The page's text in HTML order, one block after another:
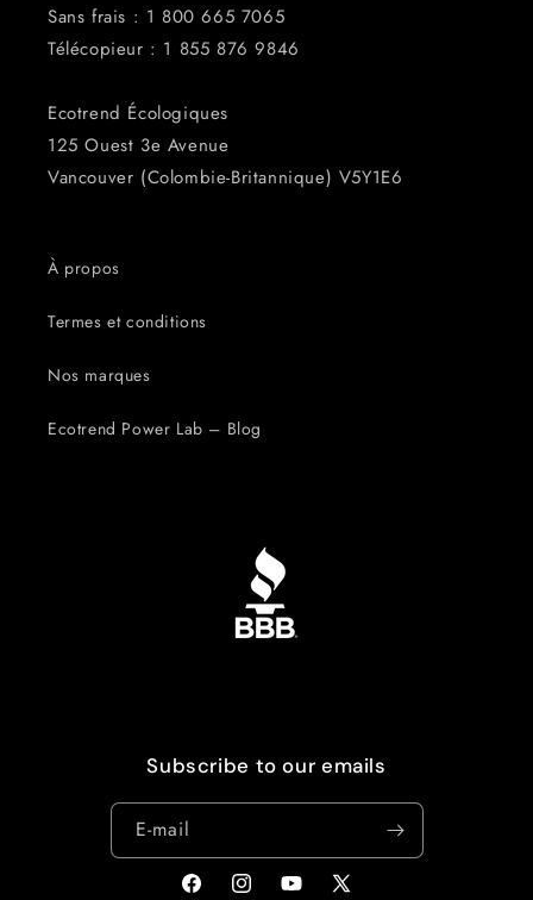
Sans frais : 1 800 665 7065
Télécopieur : 1 855 876 ​​9846
Ecotrend Écologiques
125 Ouest 3e Avenue
Vancouver (Colombie-Britannique) V5Y1E6
À propos
Termes et conditions
Nos marques
Ecotrend Power Lab – Blog
Subscribe to our emails
E-mail